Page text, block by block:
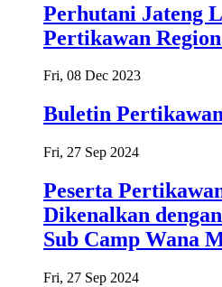
Perhutani Jateng
Pertikawan
Fri, 08 Dec 2023
Buletin
Fri, 27 Sep 2024
Peserta
Dikenalkan
Sub Camp Wana
Fri, 27 Sep 2024